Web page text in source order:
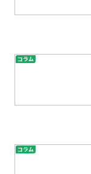
コラム
コラム